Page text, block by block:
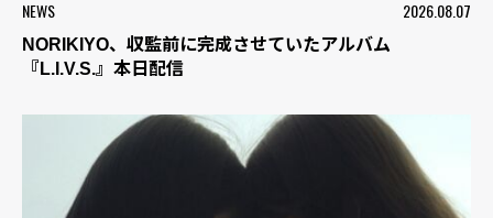
NEWS 2026.08.07
NORIKIYO、収監前に完成させていたアルバム
『L.I.V.S.』本日配信